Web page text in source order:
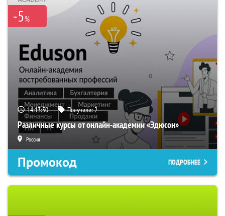
-5%
14:13:49 Получили:2
Различные курсы от онлайн-академии «Эдюсон»
Россия
Промокод ПОДРОБНЕЕ